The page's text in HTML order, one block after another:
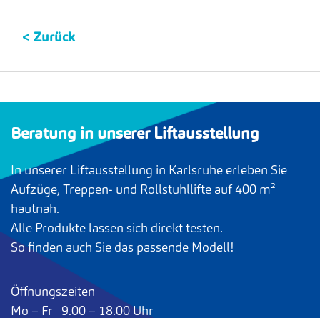
< Zurück
Beratung in unserer Liftausstellung
In unserer Liftausstellung in Karlsruhe erleben Sie
Aufzüge, Treppen- und Rollstuhllifte auf 400 m²
hautnah.
Alle Produkte lassen sich direkt testen.
So finden auch Sie das passende Modell!
Öffnungszeiten
Mo – Fr 9.00 – 18.00 Uhr